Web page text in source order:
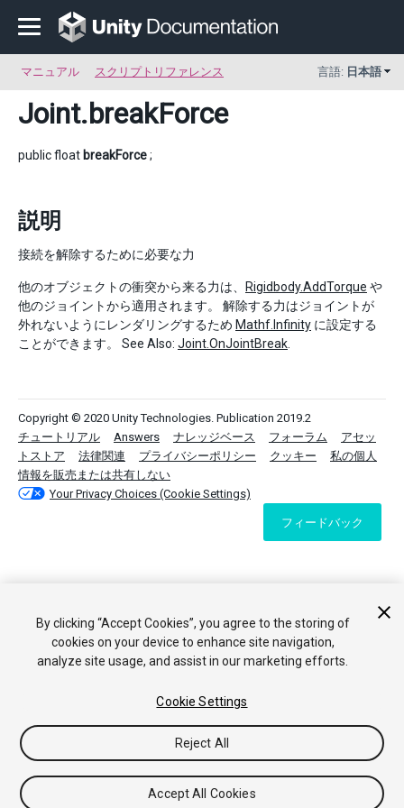
マニュアル スクリプトリファレンス 言語: 日本語
Joint.breakForce
public float breakForce;
説明
接続を解除するために必要な力
他のオブジェクトの衝突から来る力は、 Rigidbody.AddTorque や
他のジョイントから適用されます。 解除する力はジョイントが
外れないようにレンダリングするため Mathf.Infinity に設定する
ことができます。 See Also: Joint.OnJointBreak
Copyright © 2020 Unity Technologies. Publication 2019.2
チュートリアル
Answers ナレッジベース フォーラム
アセッ
トストア
法律関連 プライバシーポリシー クッキー
私の個人
情報を販売または共有しない
Your Privacy Choices (Cookie Settings)
フィードバック
By clicking “Accept Cookies”, you agree to the storing of
cookies on your device to enhance site navigation,
analyze site usage, and assist in our marketing efforts.
Cookie Settings
Reject All
Accept All Cookies